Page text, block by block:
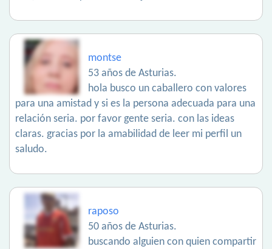
montse
53 años de Asturias.
hola busco un caballero con valores
para una amistad y si es la persona adecuada para una
relación seria. por favor gente seria. con las ideas
claras. gracias por la amabilidad de leer mi perfil un
saludo.
raposo
50 años de Asturias.
buscando alguien con quien compartir